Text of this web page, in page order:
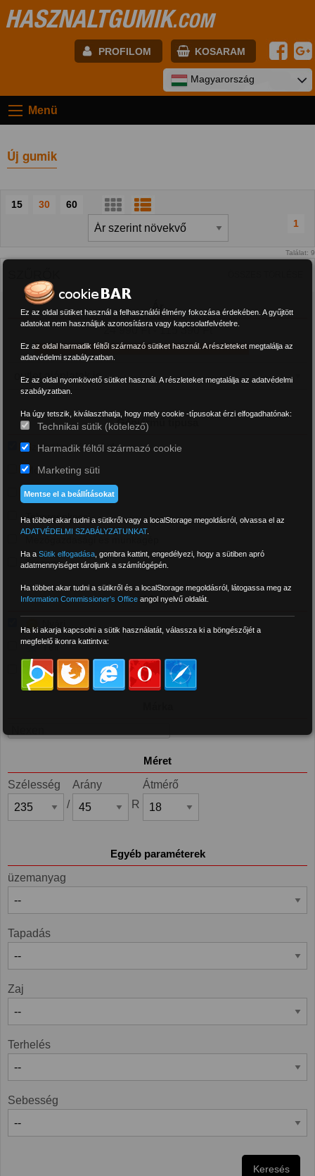
HASZNALTGUMIK.COM
PROFILOM KOSARAM
Jelszó:
Magyarország
Menü
Új gumik
15 30
60
1
Találat: 9
Ár
24 990 Ft - 115 390 Ft
Gépjármű típusa
Személyautó és 4x4
Motor
Kistehergépkocsi
Tehergépkocsi
Targonca
Idény
Téli
4 évszak
Méret
Szélesség
/
Arány
R
Átmérő
Egyéb paraméterek
üzemanyag
Tapadás
Zaj
Terhelés
Sebesség
Keresés
Ez az oldal sütiket használ a felhasználói élmény fokozása érdekében. A gyűjtött
adatokat nem használjuk azonosításra vagy kapcsolatfelvételre.
Ez az oldal harmadik féltől származó sütiket használ. A részleteket megtalálja az
adatvédelmi szabályzatban.
Ez az oldal nyomkövető sütiket használ. A részleteket megtalálja az adatvédelmi
szabályzatban.
Ha úgy tetszik, kiválaszthatja, hogy mely cookie -típusokat érzi elfogadhatónak:
Technikai sütik (kötelező)
Harmadik féltől származó cookie
Marketing süti
Mentse el a beállításokat
Ha többet akar tudni a sütikről vagy a localStorage megoldásról, olvassa el az
ADATVÉDELMI SZABÁLYZATUNKAT.
Ha aSütik elfogadása ,gombra kattint, engedélyezi, hogy a sütiben apró
adatmennyiséget tároljunk a számítógépén.
Ha többet akar tudni a sütikről és a localStorage megoldásról, látogassa meg az
Information Commissioner's Office angol nyelvű oldalát.
Ha ki akarja kapcsolni a sütik használatát, válassza ki a böngészőjét a
megfelelő ikonra kattintva: